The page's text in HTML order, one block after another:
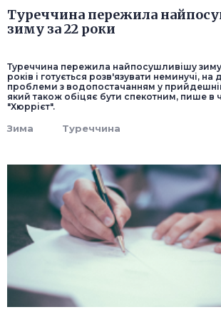
Туреччина пережила
зиму за 22 роки
Туреччина пережила найпосушливішу зиму
років і готується розв'язувати неминучі, на
проблеми з водопостачанням у прийдешній
який також обіцяє бути спекотним, пише в
"Хюррієт".
Зима Туреччина